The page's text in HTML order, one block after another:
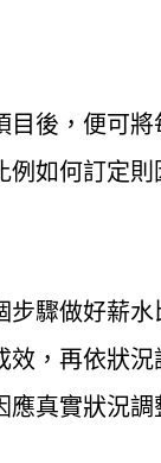
目後，便可
例如何訂定
步驟做好薪
效，再依狀
應真實狀況調